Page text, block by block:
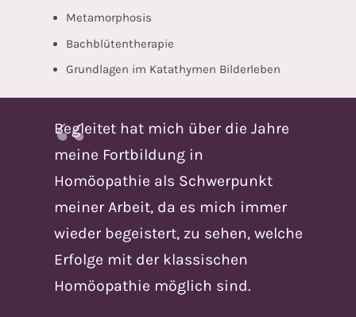
Metamorphosis
Bachblütentherapie
Grundlagen im Katathymen Bilderleben
Begleitet hat mich über die Jahre
meine Fortbildung in
Homöopathie als Schwerpunkt
meiner Arbeit, da es mich immer
wieder begeistert, zu sehen, welche
Erfolge mit der klassischen
Homöopathie möglich sind.